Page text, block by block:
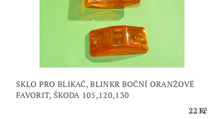
SKLO PRO BLIKAČ, BLINKR BOČNÍ ORANŽOVÉ
FAVORIT, ŠKODA 105,120,130
22 Kč